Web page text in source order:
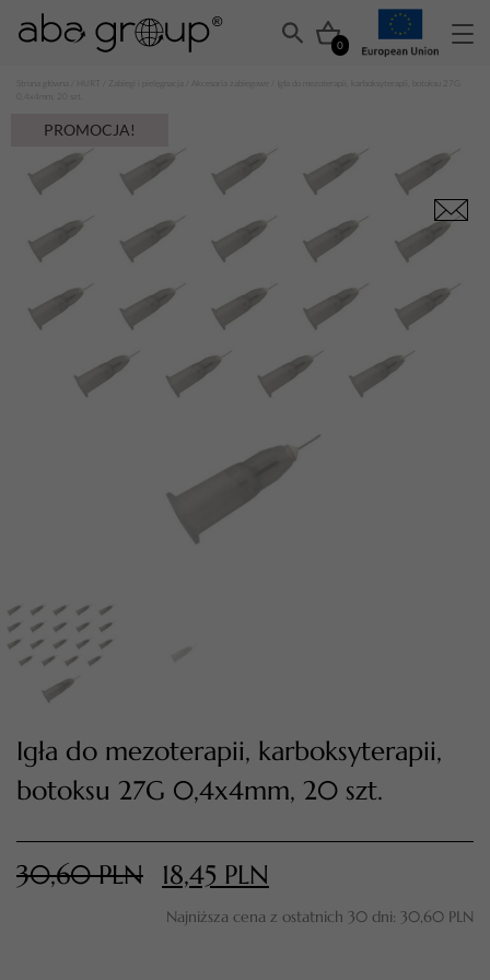
0
TWÓJ KOSZYK (0 )
PRZEJDŹ DO KOSZYKA
PROMOCJA!
Igła do mezoterapii, karboksyterapii,
botoksu 27G 0,4x4mm, 20 szt.
30,60PLN 18,45 PLN
Najniższa cena z ostatnich 30 dni: 30,60 PLN